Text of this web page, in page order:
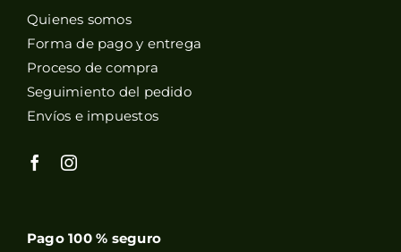
Quienes somos
Forma de pago y entrega
Proceso de compra
Seguimiento del pedido
Envíos e impuestos
Pago 100 % seguro